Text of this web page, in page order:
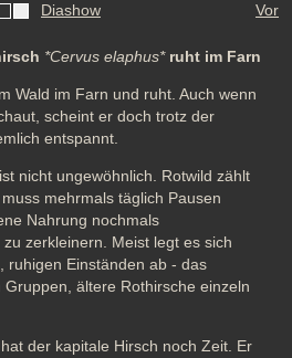
Diashow Vor
*Cervus elaphus*ruht im Farn
Wald im Farn und ruht. Auch wenn
scheint er doch trotz der
entspannt.
nicht ungewöhnlich. Rotwild zählt
mehrmals täglich Pausen
Nahrung nochmals
zerkleinern. Meist legt es sich
ruhigen Einständen ab - das
ältere Rothirsche einzeln
der kapitale Hirsch noch Zeit. Er